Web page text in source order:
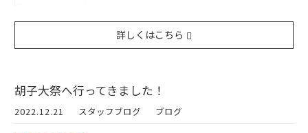
詳しくはこちら
胡子大祭へ行ってきました！
2022.12.21 スタッフブログ ブログ